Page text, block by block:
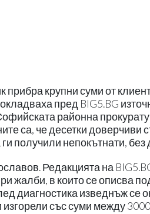
крупни суми от
пред BIG5.BG
районна
са, че десетки доверчиви
получили непокътнати,
Редакцията на
жалби, в които се описва
диагностика изведнъж се
със суми между